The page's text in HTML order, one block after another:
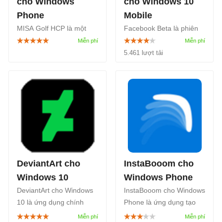
Phone
MISA Golf HCP là một
mạng xã hội dành cho
golf thủ. Phần mềm giúp
ghi điểm, tính điểm
Handicap, tra cứu sân
golf và tìm người cùng
Mobile
Facebook Beta là phiên
bản Beta của mạng xã
hội Facebook dành riêng
cập nhật trạng thái, chia
sẻ ảnh, video dễ dàng.
5.461 lượt tải
DeviantArt cho
Windows 10
DeviantArt cho Windows
10 là ứng dụng chính
thức từ mạng xã hội dành
InstaBooom cho
Windows Phone
InstaBooom cho Windows
Phone là ứng dụng tạo
video từ ảnh và chia sẻ